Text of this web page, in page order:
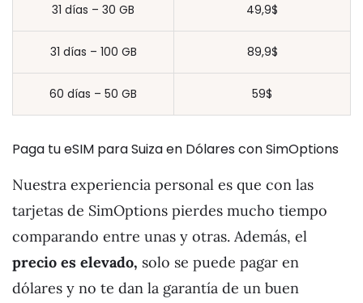
31 días – 30 GB 49,9$
31 días – 100 GB 89,9$
60 días – 50 GB 59$
Paga tu eSIM para Suiza en Dólares con SimOptions
Nuestra experiencia personal es que con las
tarjetas de SimOptions pierdes mucho tiempo
comparando entre unas y otras. Además, el
precio es elevado, solo se puede pagar en
dólares y no te dan la garantía de un buen